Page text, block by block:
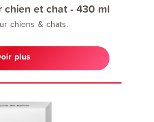
chien et chat - 430 ml
chiens & chats.
plus